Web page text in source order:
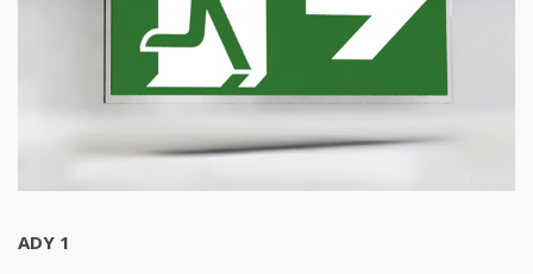
ADY 1